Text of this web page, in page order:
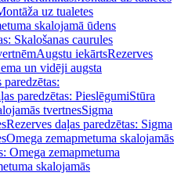
uz tualetes
skalojamā ūdens
Skalošanas caurules
Augstu iekārtsRezerves
un vidēji augsta
paredzētas:
paredzētas: PieslēgumiStūra
tvertnesSigma
Rezerves daļas paredzētas: Sigma
Omega zemapmetuma skalojamās
Omega zemapmetuma
skalojamās